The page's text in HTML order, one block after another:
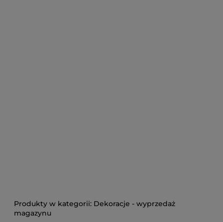
Dekoracje - wyprzedaż
magazynu